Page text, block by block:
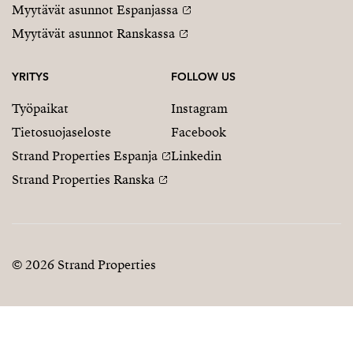
Myytävät asunnot Espanjassa
Myytävät asunnot Ranskassa
YRITYS
Työpaikat
Tietosuojaseloste
Strand Properties Espanja
Strand Properties Ranska
FOLLOW US
Instagram
Facebook
Linkedin
© 2026 Strand Properties